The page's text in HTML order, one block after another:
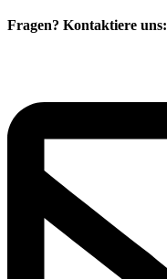
Fragen? Kontaktiere uns: